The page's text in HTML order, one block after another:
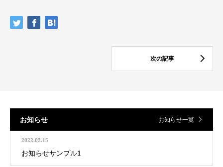
お知らせ お知らせ一覧
2022.02.15
お知らせサンプル1